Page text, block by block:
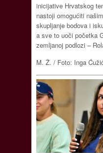
inicijative Hrvatskog
nastoji omogućiti
skupljanje bodova i
a sve to uoči početka
zemljanoj podlozi –
M. Ž. / Foto: Inga